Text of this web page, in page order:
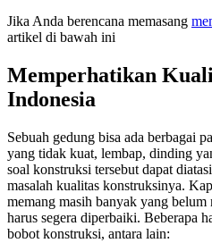
Jika Anda berencana memasang
artikel di bawah ini
Memperhatikan
Indonesia
Sebuah gedung bisa ada berbagai
yang tidak kuat, lembap, dinding
soal konstruksi tersebut dapat
masalah kualitas konstruksinya.
memang masih banyak yang belum
harus segera diperbaiki. Beberapa
bobot konstruksi, antara lain: